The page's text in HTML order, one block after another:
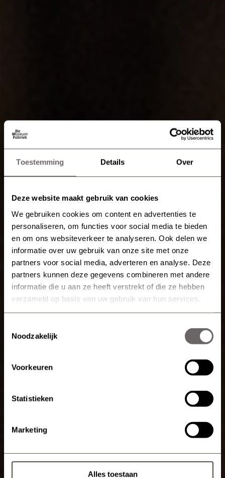
Toestemming Details Over
Deze website maakt gebruik van cookies
We gebruiken cookies om content en advertenties te
personaliseren, om functies voor social media te bieden
en om ons websiteverkeer te analyseren. Ook delen we
informatie over uw gebruik van onze site met onze
partners voor social media, adverteren en analyse. Deze
partners kunnen deze gegevens combineren met andere
informatie die u aan ze heeft verstrekt of die ze hebben
verzameld op basis van uw gebruik van hun services.
Noodzakelijk
Voorkeuren
Statistieken
Marketing
Alles toestaan